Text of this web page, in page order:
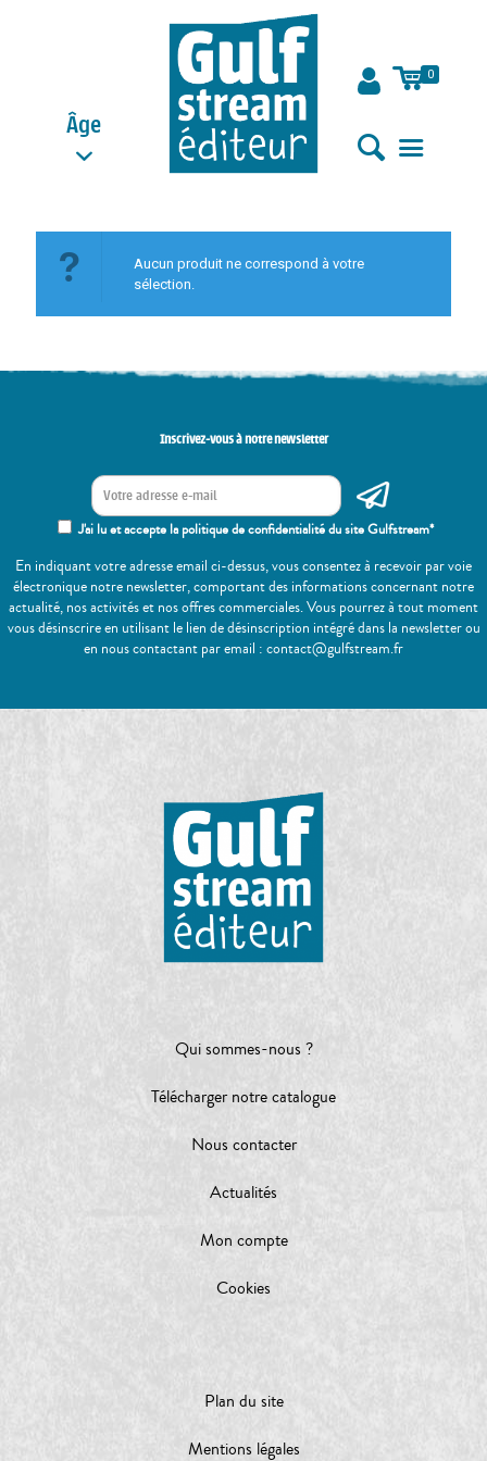
Âge
0
Aucun produit ne correspond à votre
sélection.
Inscrivez-vous à notre newsletter
J'ai lu et accepte la politique de confidentialité du site Gulfstream*
En indiquant votre adresse email ci-dessus, vous consentez à recevoir par voie
électronique notre newsletter, comportant des informations concernant notre
actualité, nos activités et nos offres commerciales. Vous pourrez à tout moment
vous désinscrire en utilisant le lien de désinscription intégré dans la newsletter ou
en nous contactant par email : contact@gulfstream.fr
Qui sommes-nous ?
Télécharger notre catalogue
Nous contacter
Actualités
Mon compte
Cookies
Plan du site
Mentions légales